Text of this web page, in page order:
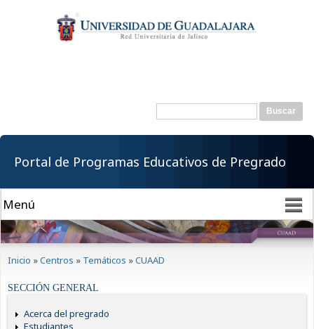
contenido
principal
Formulario de
Buscar
Portal de Programas Educativos de Pregrado
Inicio »Centros » Temáticos »CUAAD
SECCIÓN GENERAL
Acerca del pregrado
Estudiantes